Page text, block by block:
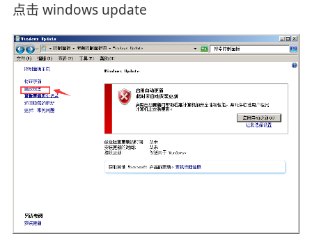
点击 windows update